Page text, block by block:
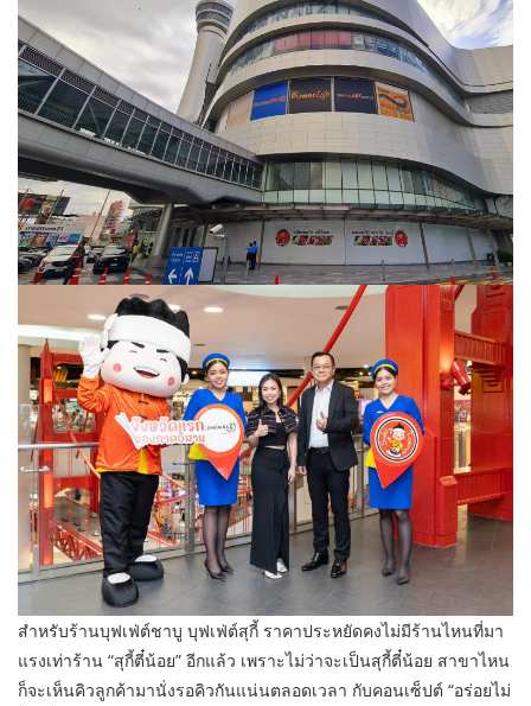
สำหรับร้านบุฟเฟ่ต์ชาบู บุฟเฟ่ต์สุกี้ ราคาประหยัดคงไม่มีร้านไหนที่มา
แรงเท่าร้าน “สุกี้ตี๋น้อย” อีกแล้ว เพราะไม่ว่าจะเป็นสุกี้ตี๋น้อย สาขาไหน
ก็จะเห็นคิวลูกค้ามานั่งรอคิวกันแน่นตลอดเวลา กับคอนเซ็ปต์ “อร่อยไม่